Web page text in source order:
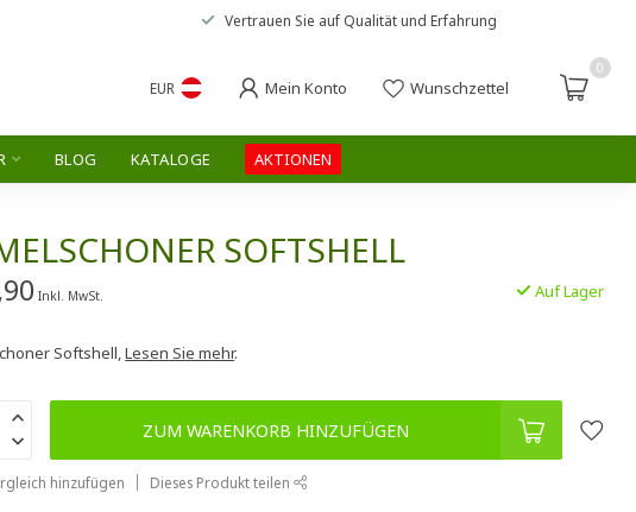
Vertrauen Sie auf Qualität und Erfahrung
EUR Mein Konto Wunschzettel
0
BLOG KATALOGE AKTIONEN
SOFTSHELL
Inkl. MwSt. Auf Lager
Softshell,Lesen Sie mehr.
ZUM WARENKORB HINZUFÜGEN
hinzufügen Dieses Produkt teilen